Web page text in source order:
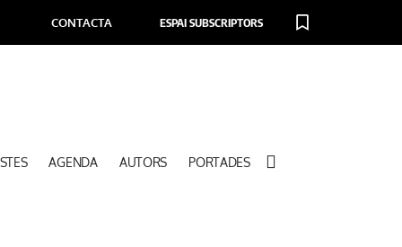
CONTACTA ESPAI SUBSCRIPTORS
AGENDA AUTORS PORTADES